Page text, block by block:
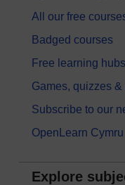
All our free
Badged courses
Free learning hubs
Games, quizzes
Subscribe to our
OpenLearn Cymru
Explore